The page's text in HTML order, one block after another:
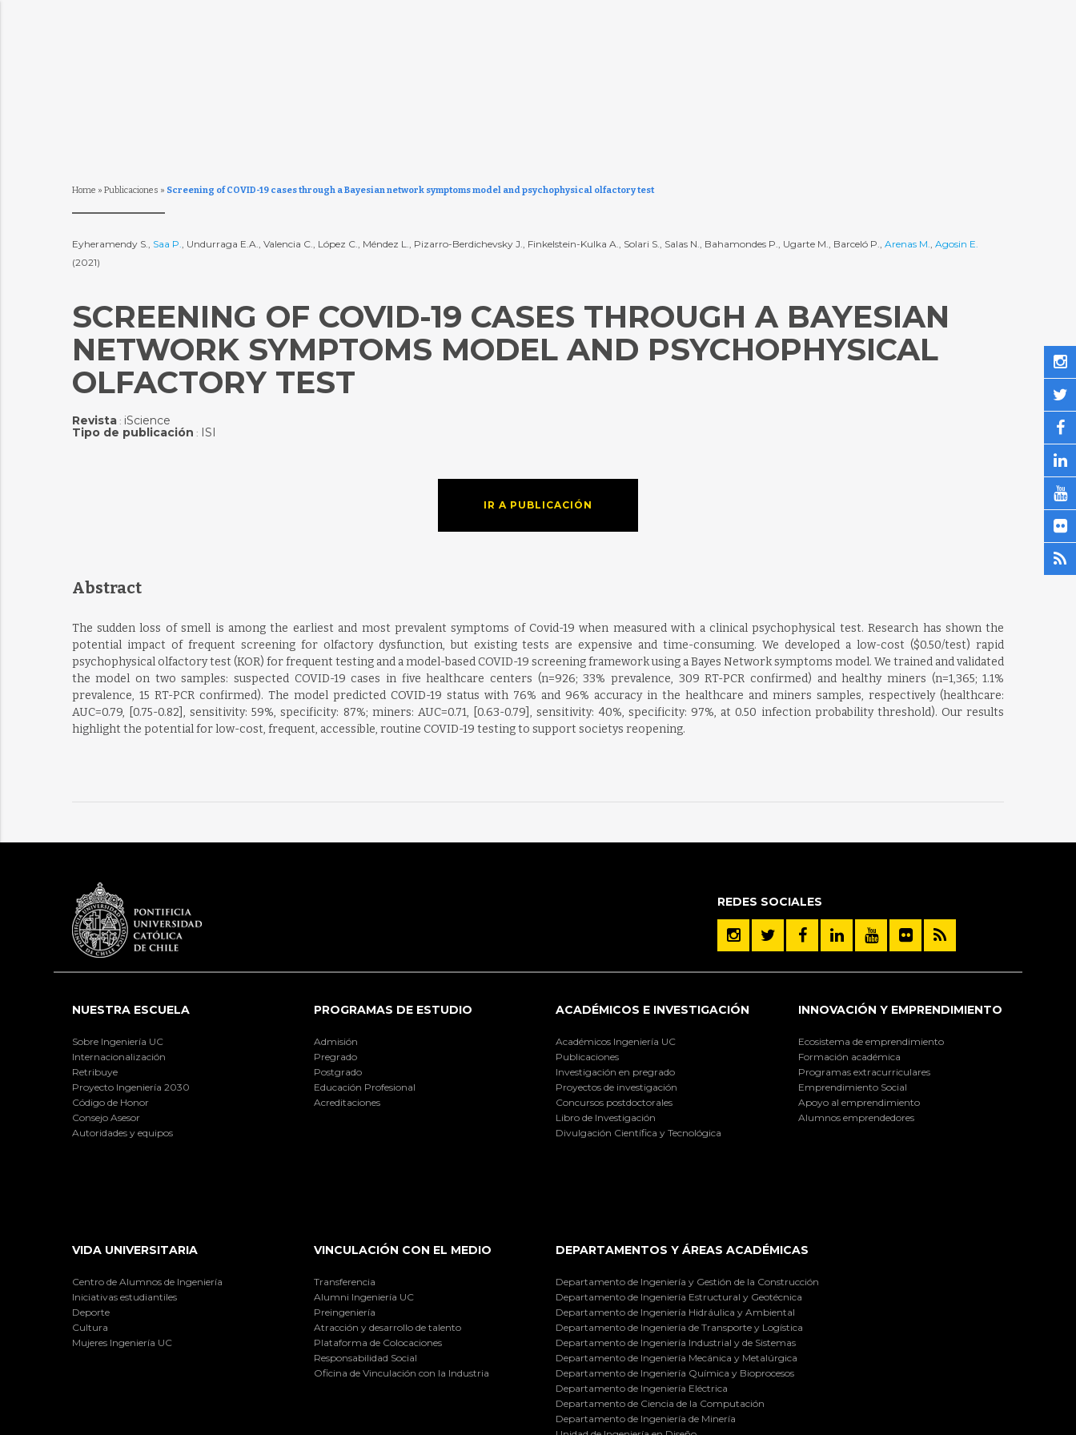
Home » Publicaciones » Screening of COVID-19 cases through a Bayesian network symptoms model and psychophysical olfactory test
Eyheramendy S., Saa P., Undurraga E.A., Valencia C., López C., Méndez L., Pizarro-Berdichevsky J., Finkelstein-Kulka A., Solari S., Salas N., Bahamondes P., Ugarte M., Barceló P., Arenas M., Agosin E.
(2021)
SCREENING OF COVID-19 CASES THROUGH A BAYESIAN
NETWORK SYMPTOMS MODEL AND PSYCHOPHYSICAL
OLFACTORY TEST
Revista: iScience
Tipo de publicación : ISI
IR A PUBLICACIÓN
Abstract
The sudden loss of smell is among the earliest and most prevalent symptoms of Covid-19 when measured with a clinical psychophysical test. Research has shown the
potential impact of frequent screening for olfactory dysfunction, but existing tests are expensive and time-consuming. We developed a low-cost ($0.50/test) rapid
psychophysical olfactory test (KOR) for frequent testing and a model-based COVID-19 screening framework using a Bayes Network symptoms model. We trained and validated
the model on two samples: suspected COVID-19 cases in five healthcare centers (n=926; 33% prevalence, 309 RT-PCR confirmed) and healthy miners (n=1,365; 1.1%
prevalence, 15 RT-PCR confirmed). The model predicted COVID-19 status with 76% and 96% accuracy in the healthcare and miners samples, respectively (healthcare:
AUC=0.79, [0.75-0.82], sensitivity: 59%, specificity: 87%; miners: AUC=0.71, [0.63-0.79], sensitivity: 40%, specificity: 97%, at 0.50 infection probability threshold). Our results
highlight the potential for low-cost, frequent, accessible, routine COVID-19 testing to support societys reopening.
REDES SOCIALES
NUESTRA ESCUELA
Sobre Ingeniería UC
Internacionalización
Retribuye
Proyecto Ingeniería 2030
Código de Honor
Consejo Asesor
Autoridades y equipos
PROGRAMAS DE ESTUDIO
Admisión
Pregrado
Postgrado
Educación Profesional
Acreditaciones
ACADÉMICOS E INVESTIGACIÓN
Académicos Ingeniería UC
Publicaciones
Investigación en pregrado
Proyectos de investigación
Concursos postdoctorales
Libro de Investigación
Divulgación Científica y Tecnológica
INNOVACIÓN Y EMPRENDIMIENTO
Ecosistema de emprendimiento
Formación académica
Programas extracurriculares
Emprendimiento Social
Apoyo al emprendimiento
Alumnos emprendedores
VIDA UNIVERSITARIA
Centro de Alumnos de Ingeniería
Iniciativas estudiantiles
Deporte
Cultura
Mujeres Ingeniería UC
VINCULACIÓN CON EL MEDIO
Transferencia
Alumni Ingeniería UC
Preingeniería
Atracción y desarrollo de talento
Plataforma de Colocaciones
Responsabilidad Social
Oficina de Vinculación con la Industria
DEPARTAMENTOS Y ÁREAS ACADÉMICAS
Departamento de Ingeniería y Gestión de la Construcción
Departamento de Ingeniería Estructural y Geotécnica
Departamento de Ingeniería Hidráulica y Ambiental
Departamento de Ingeniería de Transporte y Logística
Departamento de Ingeniería Industrial y de Sistemas
Departamento de Ingeniería Mecánica y Metalúrgica
Departamento de Ingeniería Química y Bioprocesos
Departamento de Ingeniería Eléctrica
Departamento de Ciencia de la Computación
Departamento de Ingeniería de Minería